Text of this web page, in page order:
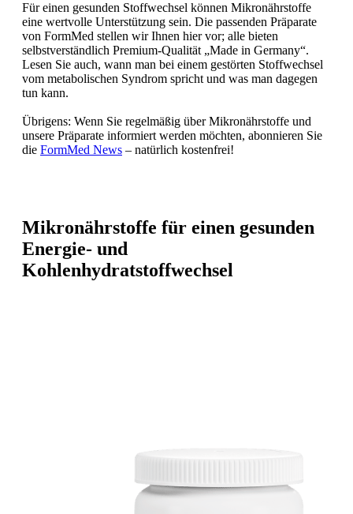
Für einen gesunden Stoffwechsel können Mikronährstoffe
eine wertvolle Unterstützung sein. Die passenden Präparate
von FormMed stellen wir Ihnen hier vor; alle bieten
selbstverständlich Premium-Qualität „Made in Germany“.
Lesen Sie auch, wann man bei einem gestörten Stoffwechsel
vom metabolischen Syndrom spricht und was man dagegen
tun kann.
Übrigens: Wenn Sie regelmäßig über Mikronährstoffe und
unsere Präparate informiert werden möchten, abonnieren Sie
die FormMed News – natürlich kostenfrei!
Mikronährstoffe für einen gesunden
Energie- und
Kohlenhydratstoffwechsel